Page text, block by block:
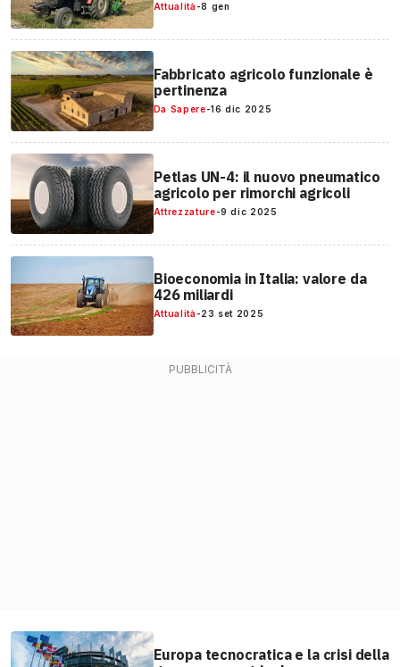
Attualità -8 gen
Fabbricato agricolo funzionale è
pertinenza
Da Sapere-16 dic 2025
Petlas UN-4: il nuovo pneumatico
agricolo per rimorchi agricoli
Attrezzature-9 dic 2025
Bioeconomia in Italia: valore da
426 miliardi
Attualità -23 set 2025
Europa tecnocratica e la crisi della